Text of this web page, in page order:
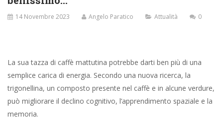
14 Novembre 2023 Angelo Paratico Attualità 0
La sua tazza di caffè mattutina potrebbe darti ben più di una
semplice carica di energia. Secondo una nuova ricerca, la
trigonellina, un composto presente nel caffè e in alcune verdure,
può migliorare il declino cognitivo, l’apprendimento spaziale e la
memoria.